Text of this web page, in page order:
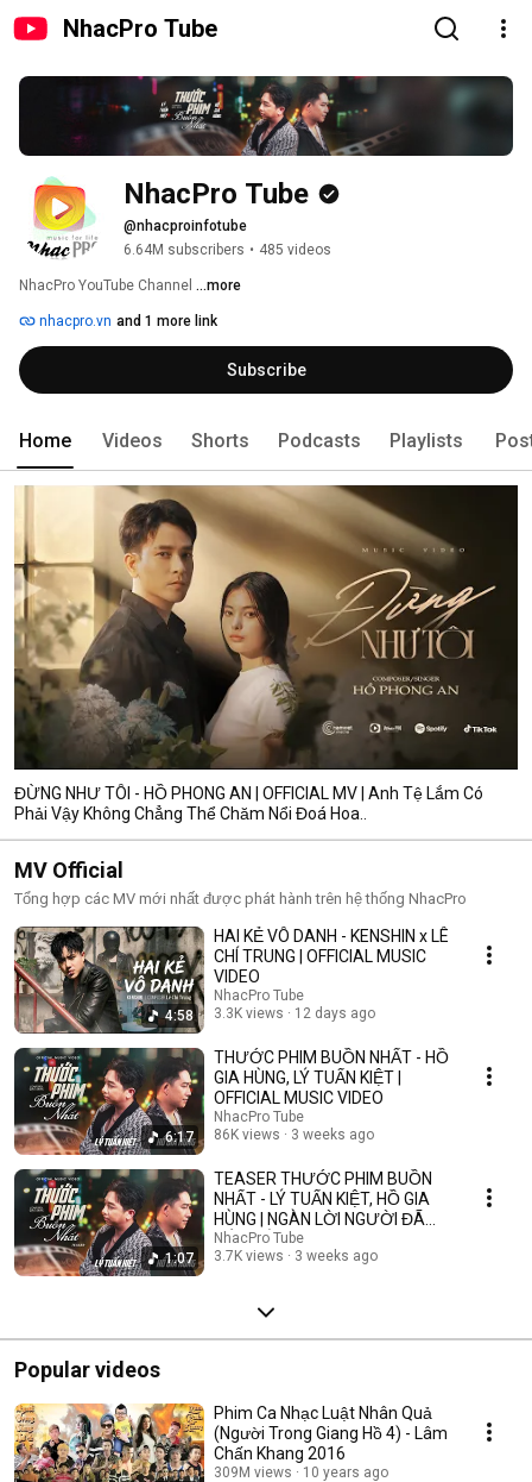
NhacPro Tube
NhacPro Tube
@nhacproinfotube
6.64M subscribers • 485 videos
NhacPro YouTube Channel ...more
nhacpro.vn and 1 more link
Subscribe
Home Videos Shorts Podcasts Playlists
ĐỪNG NHƯ TÔI - HỒ PHONG AN | OFFICIAL MV | Anh Tệ Lắm Có
Phải Vậy Không Chẳng Thể Chăm Nổi Đoá Hoa..
MV Official
Tổng hợp các MV mới nhất được phát hành trên hệ thống NhacPro
4:58
HAI KẺ VÔ DANH - KENSHIN x LÊ
CHÍ TRUNG | OFFICIAL MUSIC
VIDEO
NhacPro Tube
3.3K views
12 days ago
6:17
THƯỚC PHIM BUỒN NHẤT - HỒ
GIA HÙNG, LÝ TUẤN KIỆT |
OFFICIAL MUSIC VIDEO
NhacPro Tube
86K views
3 weeks ago
1:07
TEASER THƯỚC PHIM BUỒN
NHẤT - LÝ TUẤN KIỆT, HỒ GIA
HÙNG | NGÀN LỜI NGƯỜI ĐÃ
NÓI KHÔNG SAI ....
NhacPro Tube
3.7K views
3 weeks ago
Popular videos
Phim Ca Nhạc Luật Nhân Quả
(Người Trong Giang Hồ 4) - Lâm
Chấn Khang 2016
309M views 10 years ago